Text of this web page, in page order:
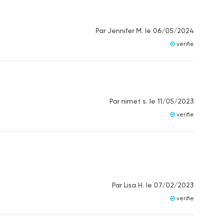
Par Jennifer M. le 06/05/2024
verifie
Parnimet s. le 11/05/2023
verifie
ParLisa H. le 07/02/2023
verifie